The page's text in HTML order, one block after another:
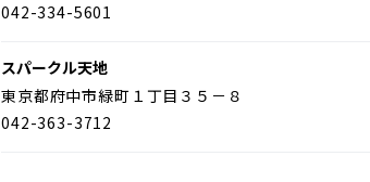
042-334-5601
スパークル天地
東京都府中市緑町１丁目３５－８
042-363-3712